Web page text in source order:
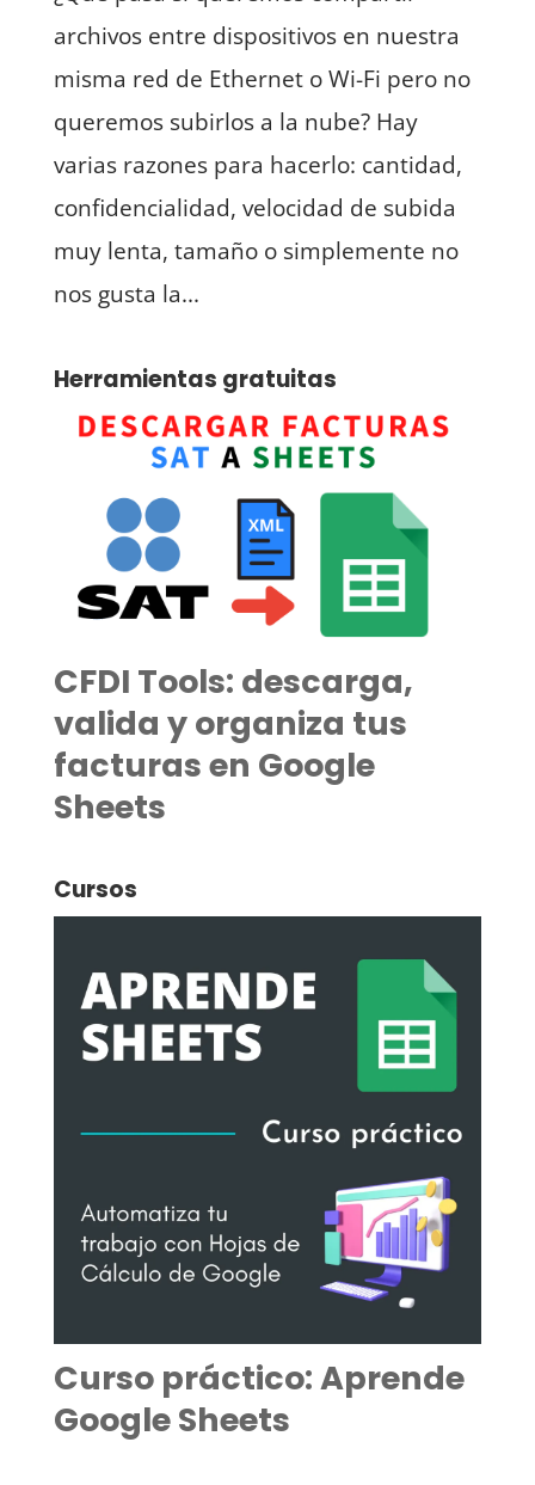
archivos entre dispositivos en nuestra
misma red de Ethernet o Wi-Fi pero no
queremos subirlos a la nube? Hay
varias razones para hacerlo: cantidad,
confidencialidad, velocidad de subida
muy lenta, tamaño o simplemente no
nos gusta la...
Herramientas gratuitas
CFDI Tools: descarga,
valida y organiza tus
facturas en Google
Sheets
Cursos
Curso práctico: Aprende
Google Sheets